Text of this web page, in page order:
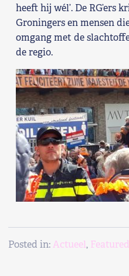
heeft hij wél’. De RG’ers
Groningers en mensen
omgang met de
de regio.
Posted in:Actueel, Featured